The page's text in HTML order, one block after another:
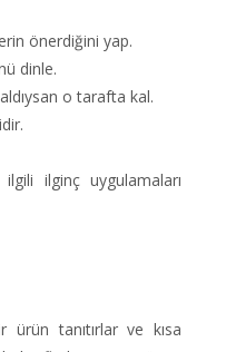
önerdiğini yap.
dinle.
o tarafta kal.
ilginç uygulamaları
ürün tanıtırlar ve kısa